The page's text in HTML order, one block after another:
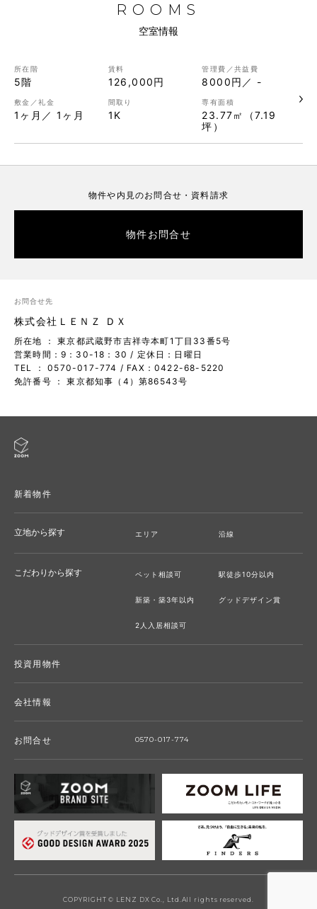
ROOMS
空室情報
5階 126,000円 8000円／ -
1ヶ月／ 1ヶ月 1K
23.77㎡（7.19
坪）
物件や内見のお問合せ・資料請求
物件お問合せ
お問合せ先
株式会社ＬＥＮＺ ＤＸ
所在地 ： 東京都武蔵野市吉祥寺本町1丁目33番5号
営業時間：9：30-18：30 / 定休日：日曜日
TEL ： 0570-017-774 / FAX：0422-68-5220
免許番号 ： 東京都知事（4）第86543号
新着物件
立地から探す エリア 沿線
こだわりから探す ペット相談可 駅徒歩10分以内
新築・築3年以内 グッドデザイン賞
2人入居相談可
投資用物件
会社情報
お問合せ 0570-017-774
COPYRIGHT © LENZ DX Co., Ltd.All rights reserved.